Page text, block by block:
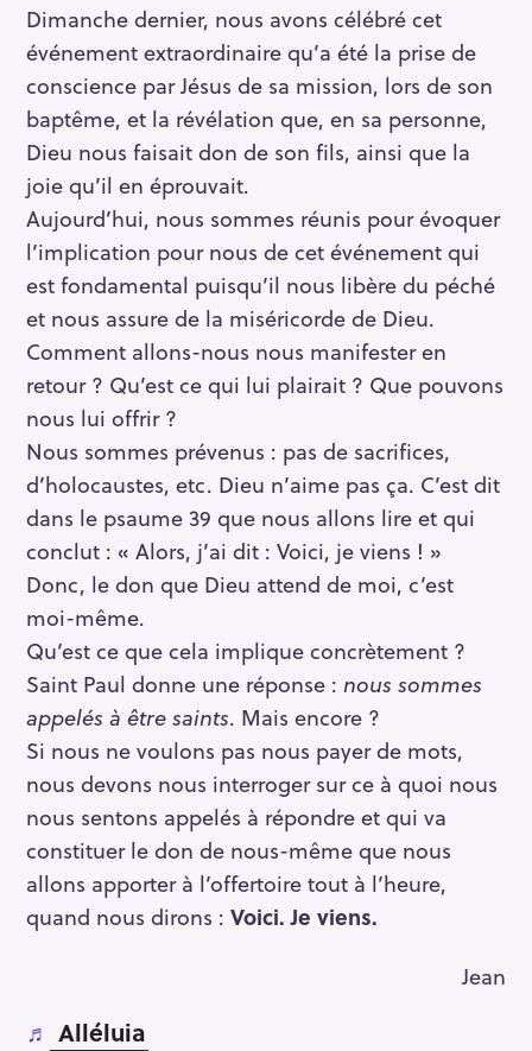
Dimanche dernier, nous avons célébré cet
événement extraordinaire qu’a été la prise de
conscience par Jésus de sa mission, lors de son
baptême, et la révélation que, en sa personne,
Dieu nous faisait don de son fils, ainsi que la
joie qu’il en éprouvait.
Aujourd’hui, nous sommes réunis pour évoquer
l’implication pour nous de cet événement qui
est fondamental puisqu’il nous libère du péché
et nous assure de la miséricorde de Dieu.
Comment allons-nous nous manifester en
retour ? Qu’est ce qui lui plairait ? Que pouvons
nous lui offrir ?
Nous sommes prévenus : pas de sacrifices,
d’holocaustes, etc. Dieu n’aime pas ça. C’est dit
dans le psaume 39 que nous allons lire et qui
conclut : « Alors, j’ai dit : Voici, je viens ! »
Donc, le don que Dieu attend de moi, c’est
moi-même.
Qu’est ce que cela implique concrètement ?
Saint Paul donne une réponse : nous sommes
appelés à être saints. Mais encore ?
Si nous ne voulons pas nous payer de mots,
nous devons nous interroger sur ce à quoi nous
nous sentons appelés à répondre et qui va
constituer le don de nous-même que nous
allons apporter à l’offertoire tout à l’heure,
quand nous dirons : Voici. Je viens.
Jean
♬ Alléluia